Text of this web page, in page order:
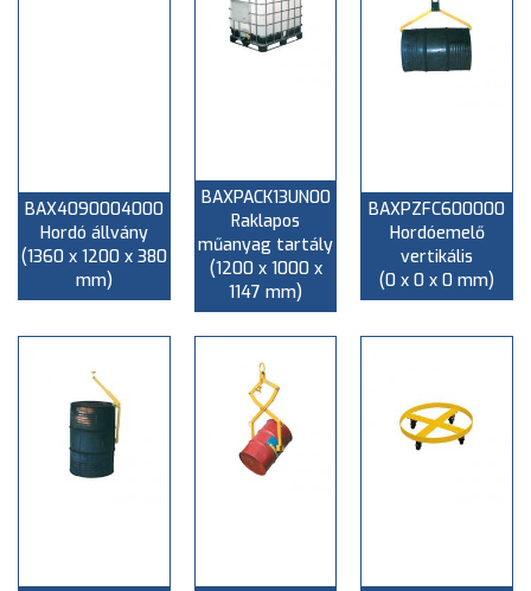
BAX4090004000
Hordó állvány
(1360 x 1200 x 380
mm)
BAXPACK13UN00
Raklapos
műanyag tartály
(1200 x 1000 x
1147 mm)
BAXPZFC600000
Hordóemelő
vertikális
(0 x 0 x 0 mm)